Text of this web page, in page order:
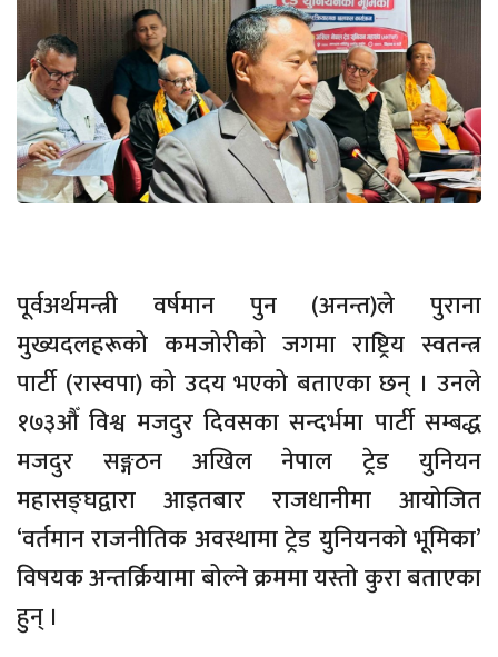
पूर्वअर्थमन्त्री वर्षमान पुन (अनन्त)ले पुराना
मुख्यदलहरूको कमजोरीको जगमा राष्ट्रिय स्वतन्त्र
पार्टी (रास्वपा) को उदय भएको बताएका छन् । उनले
१७३औँ विश्व मजदुर दिवसका सन्दर्भमा पार्टी सम्बद्ध
मजदुर सङ्गठन अखिल नेपाल ट्रेड युनियन
महासङ्घद्वारा आइतबार राजधानीमा आयोजित
‘वर्तमान राजनीतिक अवस्थामा ट्रेड युनियनको भूमिका’
विषयक अन्तर्क्रियामा बोल्ने क्रममा यस्तो कुरा बताएका
हुन् ।